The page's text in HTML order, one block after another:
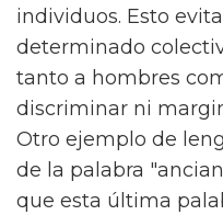
individuos. Esto
determinado
tanto a hombres
discriminar ni
Otro ejemplo de
de la palabra
que esta última